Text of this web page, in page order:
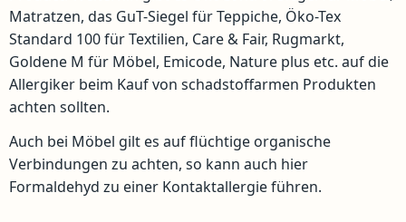
Matratzen, das GuT-Siegel für Teppiche, Öko-Tex
Standard 100 für Textilien, Care & Fair, Rugmarkt,
Goldene M für Möbel, Emicode, Nature plus etc. auf die
Allergiker beim Kauf von schadstoffarmen Produkten
achten sollten.
Auch bei Möbel gilt es auf flüchtige organische
Verbindungen zu achten, so kann auch hier
Formaldehyd zu einer Kontaktallergie führen.